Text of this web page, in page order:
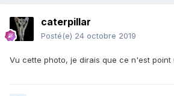
caterpillar
Posté(e) 24 octobre 2019
Vu cette photo, je dirais que ce n'est point